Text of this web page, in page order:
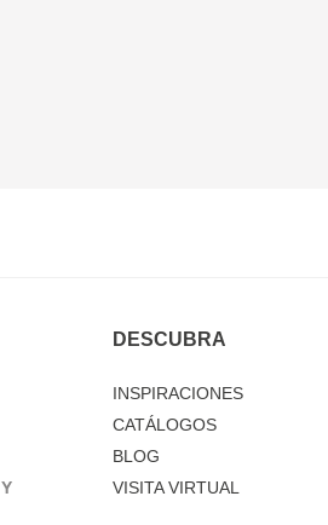
DESCUBRA
INSPIRACIONES
CATÁLOGOS
BLOG
VISITA VIRTUAL